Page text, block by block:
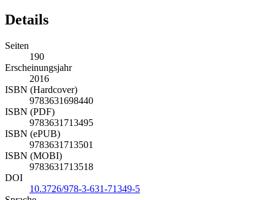
Details
Seiten
190
Erscheinungsjahr
2016
ISBN (Hardcover)
9783631698440
ISBN (PDF)
9783631713495
ISBN (ePUB)
9783631713501
ISBN (MOBI)
9783631713518
DOI
10.3726/978-3-631-71349-5